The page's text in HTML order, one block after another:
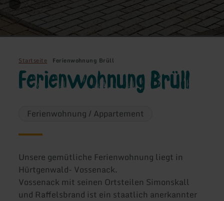
Startseite Ferienwohnung Brüll
Ferienwohnung Brüll
Ferienwohnung / Appartement
Unsere gemütliche Ferienwohnung liegt in
Hürtgenwald- Vossenack.
Vossenack mit seinen Ortsteilen Simonskall
und Raffelsbrand ist ein staatlich anerkannter